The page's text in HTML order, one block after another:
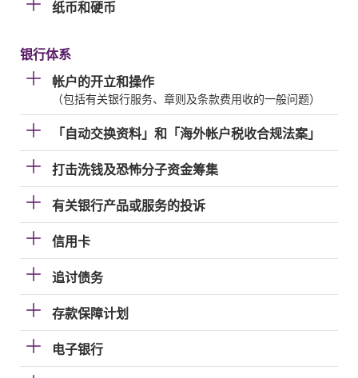
纸币和硬币
银行体系
帐户的开立和操作
（包括有关银行服务、章则及条款费用收的一般问题）
「自动交换资料」和「海外帐户税收合规法案」
打击洗钱及恐怖分子资金筹集
有关银行产品或服务的投诉
信用卡
追讨债务
存款保障计划
电子银行